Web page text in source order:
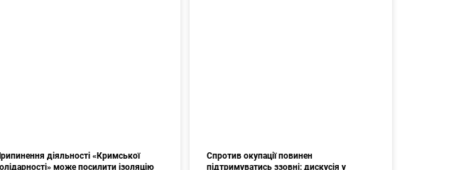
діяльності «Кримської
може посилити ізоляцію
Спротив окупації повинен
підтримуватись ззовні: дискусія у